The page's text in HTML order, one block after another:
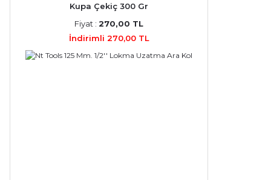
Kupa Çekiç 300 Gr
Fiyat : 270,00 TL
İndirimli 270,00 TL